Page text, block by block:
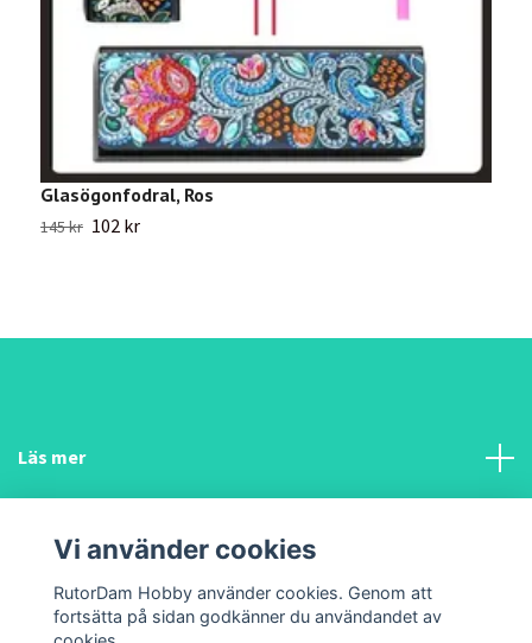
Glasögonfodral, Ros
145 kr 102 kr
Läs mer
Funderar du på något?
Vi använder cookies
RutorDam Hobby använder cookies. Genom att
fortsätta på sidan godkänner du användandet av